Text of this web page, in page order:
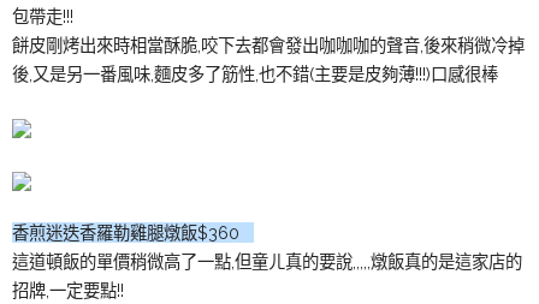
包帶走!!!
餅皮剛烤出來時相當酥脆,咬下去都會發出咖咖咖的聲音,後來稍微冷掉
後,又是另一番風味,麵皮多了筋性,也不錯(主要是皮夠薄!!!)口感很棒
香煎迷迭香羅勒雞腿燉飯$360
這道頓飯的單價稍微高了一點,但童ㄦ真的要說,,,,,燉飯真的是這家店的
招牌,一定要點!!